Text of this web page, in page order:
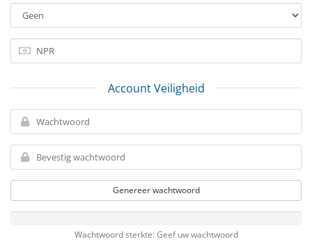
Account Veiligheid
Genereer wachtwoord
Wachtwoord sterkte: Geef uw wachtwoord